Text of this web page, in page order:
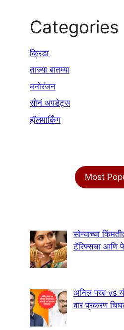
Categories
क्रिडा
ताज्या बातम्या
मनोरंजन
सोनं अपडेट्स
हॉलमार्किंग
Most
सोन्याच्या
टॅरिफ्सचा आणि
अनिल परब vs
बार प्रकरण